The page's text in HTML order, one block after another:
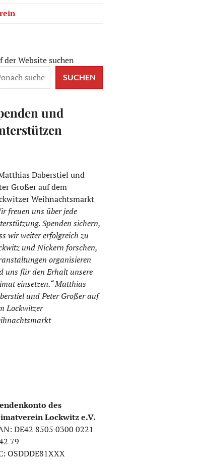
zu 80 Jahren Kriegsende im Dresdner Südosten
der Website suchen
SUCHEN
und
freuen uns über jede
Spenden sichern,
wir weiter erfolgreich zu
und Nickern forschen,
organisieren
uns für den Erhalt unsere
einsetzen.“ Matthias
und Peter Großer auf
Lockwitzer
des
Lockwitz e.V.
DE42 8505 0300 0221
79
OSDDDE81XXX